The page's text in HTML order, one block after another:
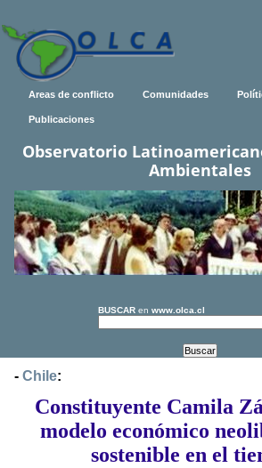
Areas de conflicto Comunidades
Publicaciones
Observatorio
Ambientales
BUSCAR en www.olca.cl
- Chile:
Constituyente Camila
modelo económico
sostenible en el